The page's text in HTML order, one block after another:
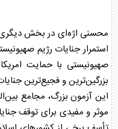
محسنی اژه‌ای در بخش
استمرار جنایات رژیم
صهیونیستی با حمایت
بزرگین‌ترین و فجیع‌ترین
این آزمون بزرگ، مجامع
موثر و مفیدی برای توقف